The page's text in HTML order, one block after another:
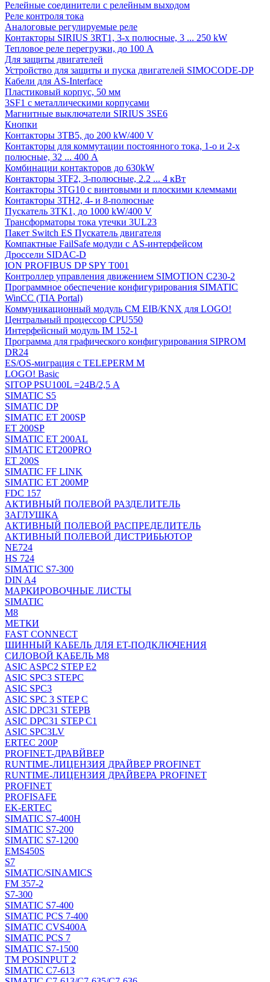
Релейные соединители с релейным выходом
Реле контроля тока
Аналоговые регулируемые реле
Контакторы SIRIUS 3RT1, 3-х полюсные, 3 ... 250 kW
Тепловое реле перегрузки, до 100 A
Для защиты двигателей
Устройство для защиты и пуска двигателей SIMOCODE-DP
Кабели для AS-Interface
Пластиковый корпус, 50 мм
3SF1 с металлическими корпусами
Магнитные выключатели SIRIUS 3SE6
Кнопки
Контакторы 3TB5, до 200 kW/400 V
Контакторы для коммутации постоянного тока, 1-о и 2-х
полюсные, 32 ... 400 A
Комбинации контакторов до 630kW
Контакторы 3TF2, 3-полюсные, 2.2 ... 4 кВт
Контакторы 3TG10 c винтовыми и плоскими клеммами
Контакторы 3TH2, 4- и 8-полюсные
Пускатель 3TK1, до 1000 kW/400 V
Трансформаторы тока утечки 3UL23
Пакет Switch ES Пускатель двигателя
Компактные FailSafe модули с AS-интерфейсом
Дроссели SIDAC-D
ION PROFIBUS DP SPY T001
Контроллер управления движением SIMOTION C230-2
Программное обеспечение конфигурирования SIMATIC
WinCC (TIA Portal)
Коммуникационный модуль CM EIB/KNX для LOGO!
Центральный процессор CPU550
Интерфейсный модуль IM 152-1
Программа для графического конфигурирования SIPROM
DR24
ES/OS-миграция с TELEPERM M
LOGO! Basic
SITOP PSU100L =24В/2,5 A
SIMATIC S5
SIMATIC DP
SIMATIC ET 200SP
ET 200SP
SIMATIC ET 200AL
SIMATIC ET200PRO
ET 200S
SIMATIC FF LINK
SIMATIC ET 200MP
FDC 157
АКТИВНЫЙ ПОЛЕВОЙ РАЗДЕЛИТЕЛЬ
ЗАГЛУШКА
АКТИВНЫЙ ПОЛЕВОЙ РАСПРЕДЕЛИТЕЛЬ
АКТИВНЫЙ ПОЛЕВОЙ ДИСТРИБЬЮТОР
NE724
HS 724
SIMATIC S7-300
DIN A4
МАРКИРОВОЧНЫЕ ЛИСТЫ
SIMATIC
M8
МЕТКИ
FAST CONNECT
ШИННЫЙ КАБЕЛЬ ДЛЯ ET-ПОДКЛЮЧЕНИЯ
СИЛОВОЙ КАБЕЛЬ M8
ASIC ASPC2 STEP E2
ASIC SPC3 STEPC
ASIC SPC3
ASIC SPC 3 STEP C
ASIC DPC31 STEPB
ASIC DPC31 STEP C1
ASIC SPC3LV
ERTEC 200P
PROFINET-ДРАВЙВЕР
RUNTIME-ЛИЦЕНЗИЯ ДРАЙВЕР PROFINET
RUNTIME-ЛИЦЕНЗИЯ ДРАЙВЕРА PROFINET
PROFINET
PROFISAFE
EK-ERTEC
SIMATIC S7-400H
SIMATIC S7-200
SIMATIC S7-1200
EMS450S
S7
SIMATIC/SINAMICS
FM 357-2
S7-300
SIMATIC S7-400
SIMATIC PCS 7-400
SIMATIC CVS400A
SIMATIC PCS 7
SIMATIC S7-1500
TM POSINPUT 2
SIMATIC C7-613